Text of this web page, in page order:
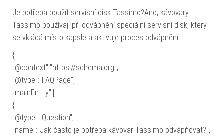
Je potřeba použít servisní disk Tassimo?Ano, kávovary
Tassimo používají při odvápnění speciální servisní disk, který
se vkládá místo kapsle a aktivuje proces odvápnění.
{
"@context":"https://schema.org",
"@type":"FAQPage",
"mainEntity":[
{
"@type":"Question",
"name":"Jak často je potřeba kávovar Tassimo odvápňovat?",